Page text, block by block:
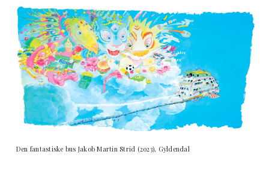
Den fantastiske bus Jakob Martin Strid (2023), Gyldendal